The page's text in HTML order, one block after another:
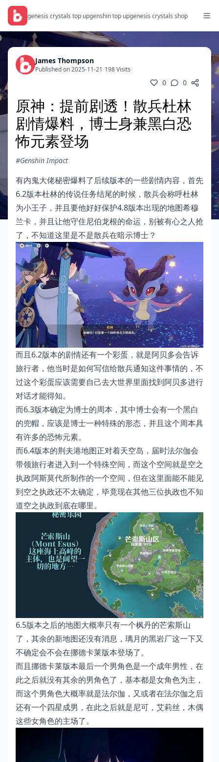
genesis crystals top upgenshin top upgenesis crystals shop
James Thompson
Published on 2025-11-21/198 Visits
0 0
原神：提前剧透！散兵杜林
剧情爆料，博士身兼黑白恐
怖元素登场
#Genshin Impact
有内鬼大佬秘密爆料了后续版本的一些剧情内容，首先
6.2版本杜林的传说任务结尾的时候，散兵会称呼杜林
为小王子，并且要他好好保护4.8版本出现的地图希穆
兰卡，并且让他守住尼伯龙根的命运，别被有心之人抢
了，不知道这里是不是散兵在暗示博士？
而且6.2版本的剧情还有一个彩蛋，就是阿贝多会告诉
旅行者，他当时是如何写信给散兵通知这件事情的，不
过这个彩蛋应该需要自己去大世界里面找到阿贝多进行
对话才能得知。
而6.3版本确定为博士的周本，其中博士会有一个黑白
的兜帽，应该是博士一种特殊的形态，并且这个周本具
有许多的恐怖元素。
而6.4版本的荆夫港地图正对着天空岛，届时法尔伽会
带领旅行者进入到一个特殊空间，而这个空间就是空之
执政阿斯莫代所制作的一个空间，但在这里面能不能见
到空之执政还不太确定，毕竟现在其他三位执政也不知
道空之执政到底在哪里。
6.5版本之后的地图大概率只有一个枫丹的芒索斯山
了，其余的新地图还没有消息，璃月的黑岩厂这一下又
不确定会不会在挪德卡莱版本登场了。
而且挪德卡莱版本最后一个男角色是一个成年男性，在
此之后就没有其余的男角色了，基本都是女角色为主，
而这个男角色大概率就是法尔伽，又或者在法尔伽之后
还有一个四星成男，在此之后就是尼可，艾莉丝，木偶
这些女角色的主场了。